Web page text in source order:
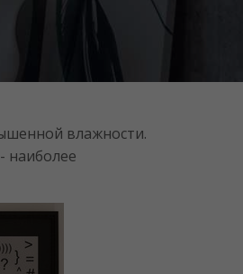
влажности.
наиболее